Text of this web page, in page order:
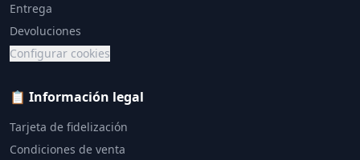
Entrega
Devoluciones
Configurar cookies
📋 Información legal
Tarjeta de fidelización
Condiciones de venta